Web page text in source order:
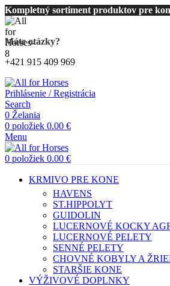
Kompletný sortiment produktov pre
Máte otázky?
+421 915 409 969
Prihlásenie / Registrácia
Search
0 Želania
0 položiek 0.00 €
Menu
0 položiek 0.00 €
KRMIVO PRE KONE
HAVENS
ST.HIPPOLYT
GUIDOLIN
LUCERNOVÉ KOCKY
LUCERNOVÉ PELETY
SENNÉ PELETY
CHOVNÉ KOBYLY A
STARŠIE KONE
VÝŽIVOVÉ DOPLNKY